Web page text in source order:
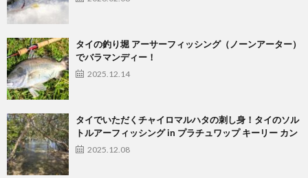
タイの釣り堀 アーサーフィッシング（ノーンアーター）
でバラマンディー！
2025.12.14
タイでいただくチャイロマルハタの刺し身！タイのソル
トルアーフィッシング in プラチュワップ キーリー カン
2025.12.08